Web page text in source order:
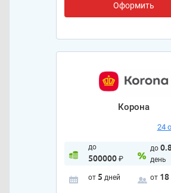
Оформить
Корона
24
до
500000₽
до
день
от 5 дней от 18